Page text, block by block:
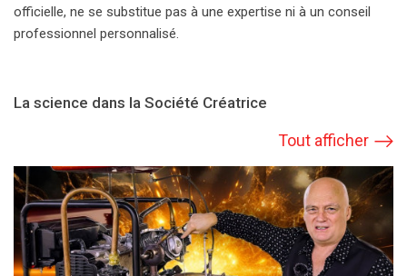
officielle, ne se substitue pas à une expertise ni à un conseil
professionnel personnalisé.
La science dans la Société Créatrice
Tout afficher